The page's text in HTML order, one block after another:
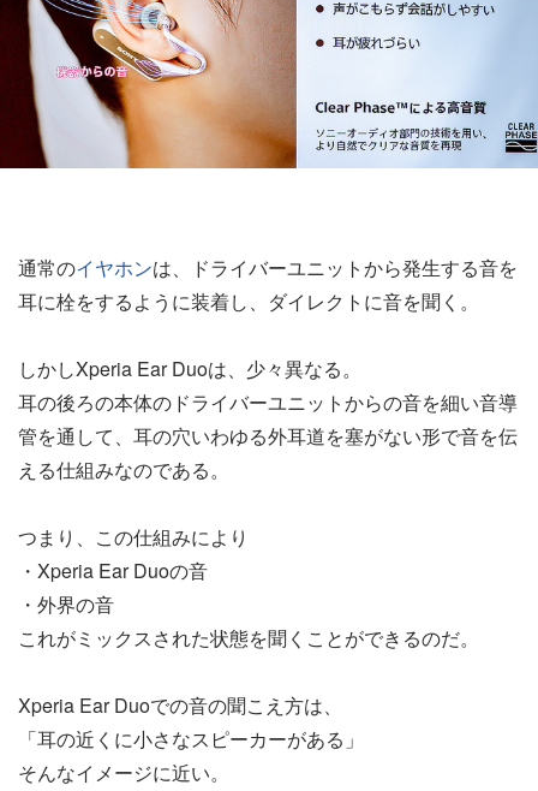
通常のイヤホンは、ドライバーユニットから発生する音を
耳に栓をするように装着し、ダイレクトに音を聞く。
しかしXperia Ear Duoは、少々異なる。
耳の後ろの本体のドライバーユニットからの音を細い音導
管を通して、耳の穴いわゆる外耳道を塞がない形で音を伝
える仕組みなのである。
つまり、この仕組みにより
・Xperia Ear Duoの音
・外界の音
これがミックスされた状態を聞くことができるのだ。
Xperia Ear Duoでの音の聞こえ方は、
「耳の近くに小さなスピーカーがある」
そんなイメージに近い。